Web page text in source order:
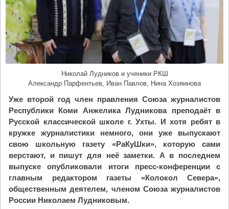
я
д
м
и
ц
а
В
л
и
Николай Лудников и ученики РКШ
Александр Парфентьев, Иван Павлов, Нина Хозяинова
Уже второй год член правления Союза журналистов
Республики Коми Анжелика Лудникова преподаёт в
Русской классической школе г. Ухты. И хотя ребят в
кружке журналистики немного, они уже выпускают
свою школьную газету «РаКуШки», которую сами
верстают, и пишут для неё заметки. А в последнем
выпуске опубликовали итоги пресс-конференции с
главным редактором газеты «Колокол Севера»,
общественным деятелем, членом Союза журналистов
России Николаем Лудниковым.